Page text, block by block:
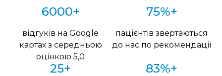
6000+
відгуків на Google
картах з середньою
оцінкою 5,0
75%+
пацієнтів звертаються
до нас по рекомендації
25+ 83%+